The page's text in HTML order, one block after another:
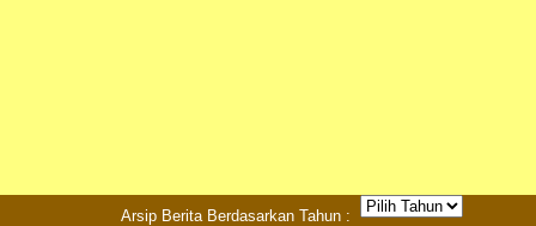
Arsip Berita Berdasarkan Tahun :